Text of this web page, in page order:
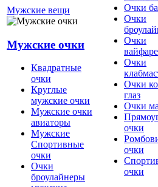
Мужские вещи
Мужские очки
Квадратные
очки
Круглые
мужские очки
Мужские очки
авиаторы
Мужские
Спортивные
очки
Очки
броулайнеры
Очки
Очки
Очки
Очки
Очки
глаз
Очки
очки
очки
очки